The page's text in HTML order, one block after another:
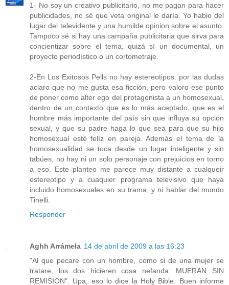
1- No soy un creativo publicitario, no me pagan para hacer
publicidades, no sé que veta original le daría. Yo hablo del
lugar del televidente y una humilde opinion sobre el asunto.
Tampoco sé si hay una campaña publicitaria que sirva para
concientizar sobre el tema, quizá sí un documental, un
proyecto periodístico o un cortometraje.
2-En Los Exitosos Pells no hay estereotipos. por las dudas
aclaro que no me gusta esa ficción, pero valoro ese punto
de poner como alter ego del protagonista a un homosexual,
dentro de un contexto que es lo más aceptado, que es el
hombre más importante del país sin que influya su opción
sexual, y que su padre haga lo que sea para que su hijo
homosexual esté felíz en pareja. Además el tema de la
homosexualidad se toca desde un lugar inteligente y sin
tabúes, no hay ni un solo personaje con prejuicios en torno
a eso. Este planteo me parece muy distante a cualqueir
estereotipo y a cuaquier programa televisivo que haya
incluido homosexuales en su trama, y ni hablar del mundo
Tinelli.
Responder
Aghh Arrámela 14 de abril de 2009 a las 16:23
"Al que pecare con un hombre, como si de una mujer se
tratare, los dos hicieren cosa nefanda: MUERAN SIN
REMISION". Upa, eso lo dice la Holy Bible. Buen informe